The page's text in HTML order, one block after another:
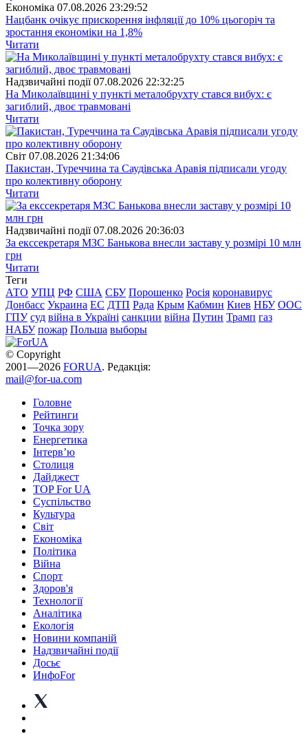
Економіка 07.08.2026 23:29:52
Нацбанк очікує прискорення інфляції до 10% цьогоріч та
зростання економіки на 1,8%
Читати
Надзвичайні події 07.08.2026 22:32:25
На Миколаївщині у пункті металобрухту стався вибух: є
загиблий, двоє травмовані
Читати
Свiт 07.08.2026 21:34:06
Пакистан, Туреччина та Саудівська Аравія підписали угоду
про колективну оборону
Читати
Надзвичайні події 07.08.2026 20:36:03
За екссекретаря МЗС Банькова внесли заставу у розмірі 10 млн
грн
Читати
Теги
АТО УПЦ РФ США СБУ Порошенко Росія коронавирус
Донбасс Украина ЕС ДТП Рада Крым Кабмин Киев НБУ ООС
ГПУ суд війна в Україні санкции війна Путин Трамп газ
НАБУ пожар Польша выборы
© Copyright
2001—2026 FORUA. Редакція:
mail@for-ua.com
Головне
Рейтинги
Точка зору
Енергетика
Інтерв’ю
Столиця
Дайджест
TOP For UA
Суспiльство
Культура
Світ
Економіка
Політика
Війна
Спорт
Здоров'я
Технології
Аналітика
Екологія
Новини компаній
Надзвичайні події
Досьє
ИнфоFor